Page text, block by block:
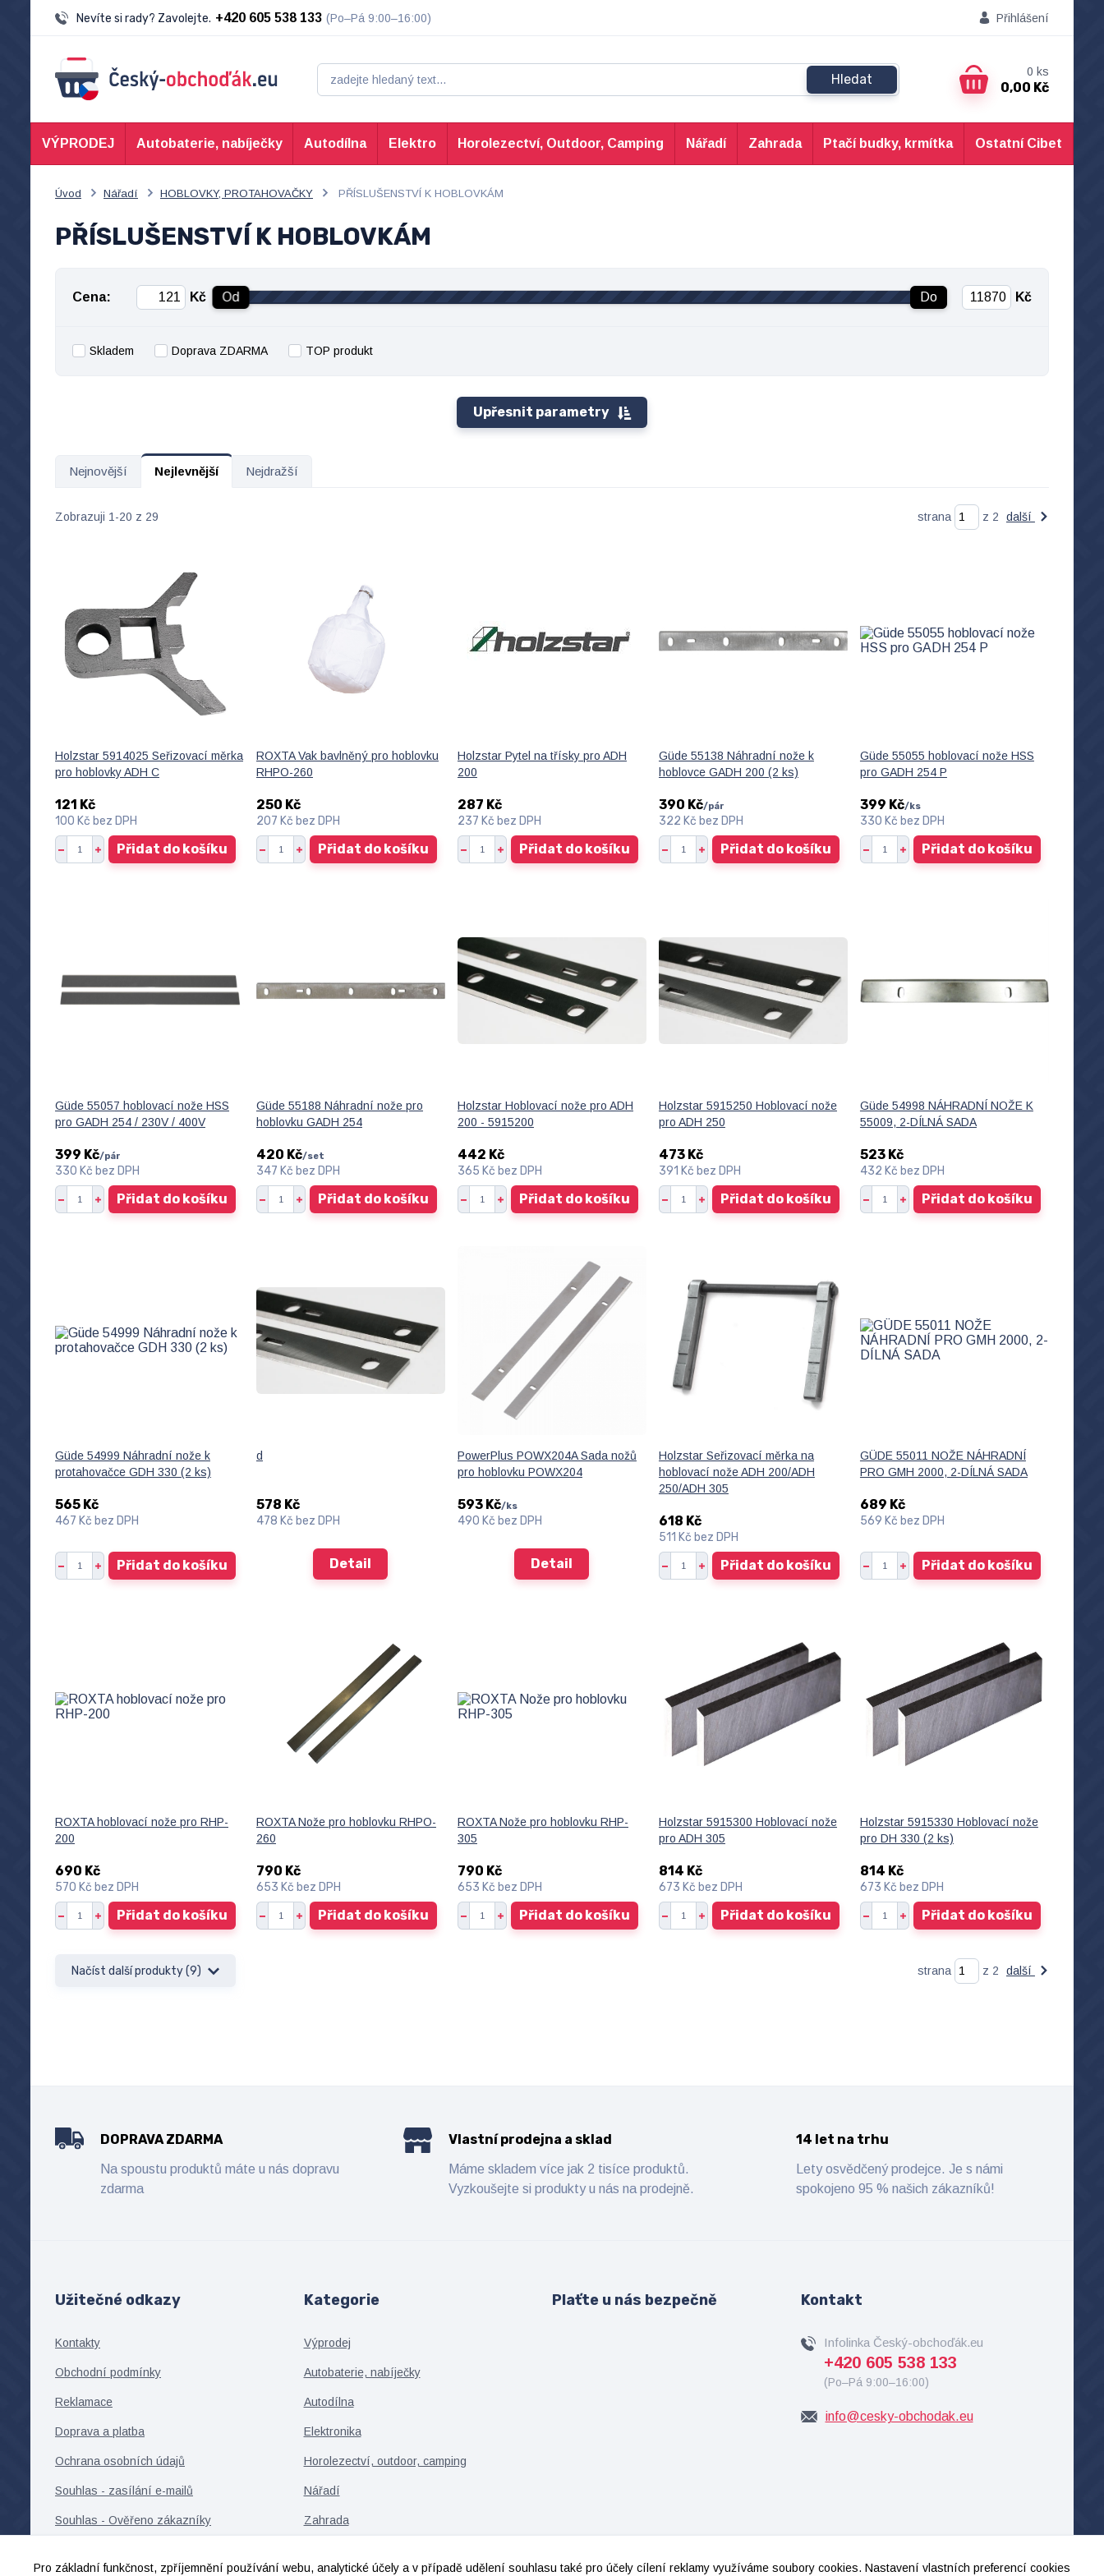
Přihlášení
Hledat
Nevíte si rady? Zavolejte. +420 605 538 133 (Po–Pá 9:00–16:00)
0 ks
0,00 Kč
VÝPRODEJ Autobaterie, nabíječky Autodílna Elektro Horolezectví, Outdoor, Camping Nářadí Zahrada Ptačí budky, krmítka Ostatní Cibet
Úvod Nářadí HOBLOVKY, PROTAHOVAČKY PŘÍSLUŠENSTVÍ K HOBLOVKÁM
PŘÍSLUŠENSTVÍ K HOBLOVKÁM
Upřesnit parametry
Cena: Kč Od Do Kč
Skladem Doprava ZDARMA TOP produkt
Nejnovější Nejlevnější Nejdražší
Zobrazuji 1-20 z 29 strana z 2 další
Holzstar 5914025 Seřizovací měrka
pro hoblovky ADH C
121 Kč
100 Kč bez DPH
Přidat do košíku
ROXTA Vak bavlněný pro hoblovku
RHPO-260
250 Kč
207 Kč bez DPH
Přidat do košíku
Holzstar Pytel na třísky pro ADH
200
287 Kč
237 Kč bez DPH
Přidat do košíku
Güde 55138 Náhradní nože k
hoblovce GADH 200 (2 ks)
390 Kč/pár
322 Kč bez DPH
Přidat do košíku
Güde 55055 hoblovací nože HSS
pro GADH 254 P
399 Kč/ks
330 Kč bez DPH
Přidat do košíku
Güde 55057 hoblovací nože HSS
pro GADH 254 / 230V / 400V
399 Kč/pár
330 Kč bez DPH
Přidat do košíku
Güde 55188 Náhradní nože pro
hoblovku GADH 254
420 Kč/set
347 Kč bez DPH
Přidat do košíku
Holzstar Hoblovací nože pro ADH
200 - 5915200
442 Kč
365 Kč bez DPH
Přidat do košíku
Holzstar 5915250 Hoblovací nože
pro ADH 250
473 Kč
391 Kč bez DPH
Přidat do košíku
Güde 54998 NÁHRADNÍ NOŽE K
55009, 2-DÍLNÁ SADA
523 Kč
432 Kč bez DPH
Přidat do košíku
Güde 54999 Náhradní nože k
protahovačce GDH 330 (2 ks)
565 Kč
467 Kč bez DPH
Přidat do košíku
d
578 Kč
478 Kč bez DPH
Detail
PowerPlus POWX204A Sada nožů
pro hoblovku POWX204
593 Kč/ks
490 Kč bez DPH
Detail
Holzstar Seřizovací měrka na
hoblovací nože ADH 200/ADH
250/ADH 305
618 Kč
511 Kč bez DPH
Přidat do košíku
GÜDE 55011 NOŽE NÁHRADNÍ
PRO GMH 2000, 2-DÍLNÁ SADA
689 Kč
569 Kč bez DPH
Přidat do košíku
ROXTA hoblovací nože pro RHP-
200
690 Kč
570 Kč bez DPH
Přidat do košíku
ROXTA Nože pro hoblovku RHPO-
260
790 Kč
653 Kč bez DPH
Přidat do košíku
ROXTA Nože pro hoblovku RHP-
305
790 Kč
653 Kč bez DPH
Přidat do košíku
Holzstar 5915300 Hoblovací nože
pro ADH 305
814 Kč
673 Kč bez DPH
Přidat do košíku
Holzstar 5915330 Hoblovací nože
pro DH 330 (2 ks)
814 Kč
673 Kč bez DPH
Přidat do košíku
Načíst další produkty (9) strana z 2 další
DOPRAVA ZDARMA
Na spoustu produktů máte u nás dopravu
zdarma
Vlastní prodejna a sklad
Máme skladem více jak 2 tisíce produktů.
Vyzkoušejte si produkty u nás na prodejně.
14 let na trhu
Lety osvědčený prodejce. Je s námi
spokojeno 95 % našich zákazníků!
Užitečné odkazy
Kontakty
Obchodní podmínky
Reklamace
Doprava a platba
Ochrana osobních údajů
Souhlas - zasílání e-mailů
Souhlas - Ověřeno zákazníky
Kategorie
Výprodej
Autobaterie, nabíječky
Autodílna
Elektronika
Horolezectví, outdoor, camping
Nářadí
Zahrada
Plaťte u nás bezpečně Kontakt
Infolinka Český-obchoďák.eu
+420 605 538 133
(Po–Pá 9:00–16:00)
info@cesky-obchodak.eu
Pro základní funkčnost, zpříjemnění používání webu, analytické účely a v případě udělení souhlasu také pro účely cílení reklamy využíváme soubory cookies. Nastavení vlastních preferencí cookies